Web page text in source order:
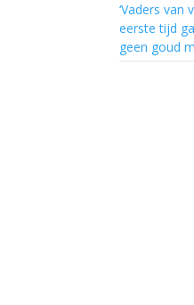
‘Vaders
eerste tijd
geen goud